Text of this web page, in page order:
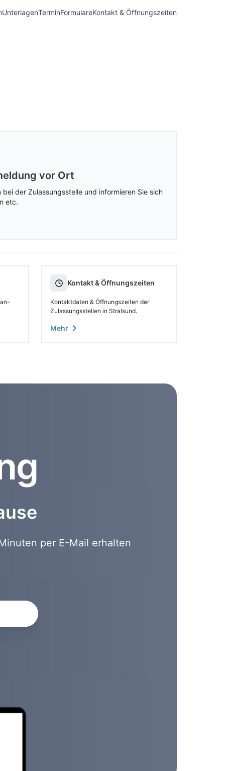
UnterlagenTerminFormulareKontakt & Öffnungszeiten
vor Ort
bei der Zulassungsstelle und informieren Sie sich
etc.
Kontakt & Öffnungszeiten
Kontaktdaten & Öffnungszeiten der
Zulassungsstellen in Stralsund.
Mehr
per E-Mail erhalten